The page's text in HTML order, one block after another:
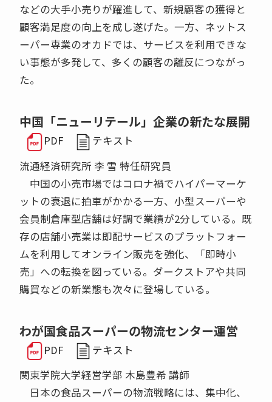
などの大手小売りが躍進して、新規顧客の獲得と
顧客満足度の向上を成し遂げた。一方、ネットス
ーパー専業のオカドでは、サービスを利用できな
い事態が多発して、多くの顧客の離反につながっ
た。
中国「ニューリテール」企業の新たな展開
PDF
テキスト
流通経済研究所 李 雪 特任研究員
中国の小売市場ではコロナ禍でハイパーマーケ
ットの衰退に拍車がかかる一方、小型スーパーや
会員制倉庫型店舗は好調で業績が2分している。既
存の店舗小売業は即配サービスのプラットフォー
ムを利用してオンライン販売を強化、「即時小
売」への転換を図っている。ダークストアや共同
購買などの新業態も次々に登場している。
わが国食品スーパーの物流センター運営
PDF
テキスト
関東学院大学経営学部 木島豊希 講師
日本の食品スーパーの物流戦略には、集中化、